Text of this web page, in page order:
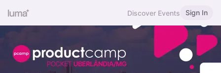
Discover Events Sign In